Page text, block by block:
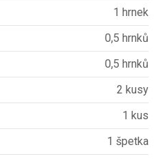
1 hrnek
0,5 hrnků
0,5 hrnků
2 kusy
1 kus
1 špetka